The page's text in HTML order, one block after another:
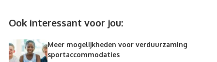
Ook interessant voor jou:
Meer mogelijkheden voor verduurzaming
sportaccommodaties